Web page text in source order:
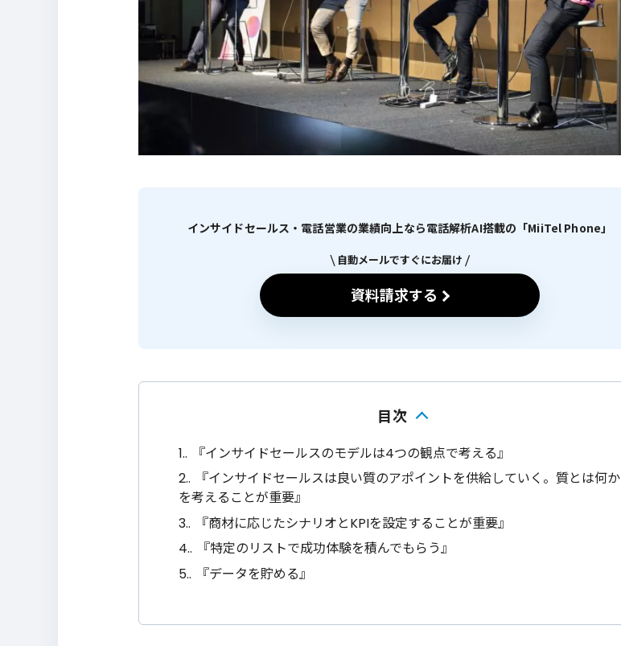
インサイドセールス・電話営業の業績向上なら電話解析AI搭載の「MiiTel Phone」
自動メールですぐにお届け
資料請求する
目次
1.
『インサイドセールスのモデルは4つの観点で考える』
2.
『インサイドセールスは良い質のアポイントを供給していく。質とは何か
を考えることが重要』
3.
『商材に応じたシナリオとKPIを設定することが重要』
4.
『特定のリストで成功体験を積んでもらう』
5.
『データを貯める』